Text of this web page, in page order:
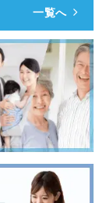
一覧へ